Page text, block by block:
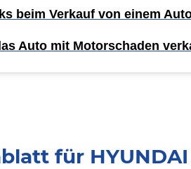
beim Verkauf von einem
Auto mit Motorschaden
für HYUNDAI